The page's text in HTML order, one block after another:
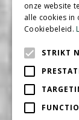
onze website
alle cookies in
Cookiebeleid.
STRIKT